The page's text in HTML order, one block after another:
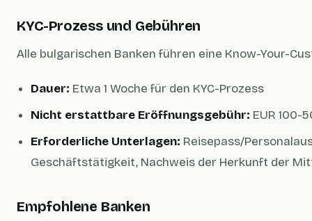
KYC-Prozess und Gebühren
Alle bulgarischen Banken führen eine Know-Your-
Dauer: Etwa 1 Woche für den KYC-Prozess
Nicht erstattbare Eröffnungsgebühr: EUR 100-
Erforderliche Unterlagen: Reisepass/
Geschäftstätigkeit, Nachweis der Herkunft der
Empfohlene Banken